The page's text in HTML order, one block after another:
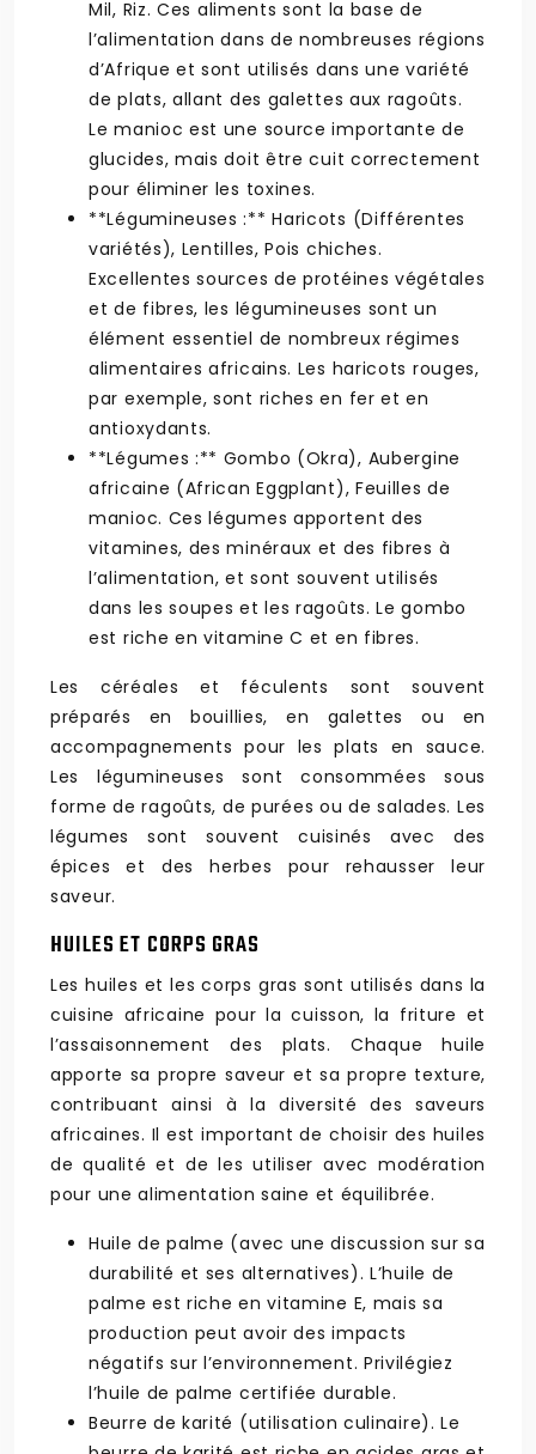
Mil, Riz. Ces aliments sont la base de
l’alimentation dans de nombreuses régions
d’Afrique et sont utilisés dans une variété
de plats, allant des galettes aux ragoûts.
Le manioc est une source importante de
glucides, mais doit être cuit correctement
pour éliminer les toxines.
**Légumineuses :** Haricots (Différentes
variétés), Lentilles, Pois chiches.
Excellentes sources de protéines végétales
et de fibres, les légumineuses sont un
élément essentiel de nombreux régimes
alimentaires africains. Les haricots rouges,
par exemple, sont riches en fer et en
antioxydants.
**Légumes :** Gombo (Okra), Aubergine
africaine (African Eggplant), Feuilles de
manioc. Ces légumes apportent des
vitamines, des minéraux et des fibres à
l’alimentation, et sont souvent utilisés
dans les soupes et les ragoûts. Le gombo
est riche en vitamine C et en fibres.
Les céréales et féculents sont souvent
préparés en bouillies, en galettes ou en
accompagnements pour les plats en sauce.
Les légumineuses sont consommées sous
forme de ragoûts, de purées ou de salades. Les
légumes sont souvent cuisinés avec des
épices et des herbes pour rehausser leur
saveur.
HUILES ET CORPS GRAS
Les huiles et les corps gras sont utilisés dans la
cuisine africaine pour la cuisson, la friture et
l’assaisonnement des plats. Chaque huile
apporte sa propre saveur et sa propre texture,
contribuant ainsi à la diversité des saveurs
africaines. Il est important de choisir des huiles
de qualité et de les utiliser avec modération
pour une alimentation saine et équilibrée.
Huile de palme (avec une discussion sur sa
durabilité et ses alternatives). L’huile de
palme est riche en vitamine E, mais sa
production peut avoir des impacts
négatifs sur l’environnement. Privilégiez
l’huile de palme certifiée durable.
Beurre de karité (utilisation culinaire). Le